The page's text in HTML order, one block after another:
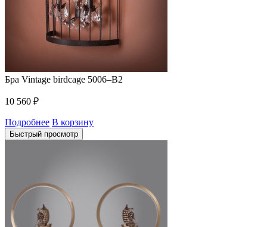
Бра Vintage birdcage 5006–B2
10 560 ₽
Подробнее В корзину
Быстрый просмотр